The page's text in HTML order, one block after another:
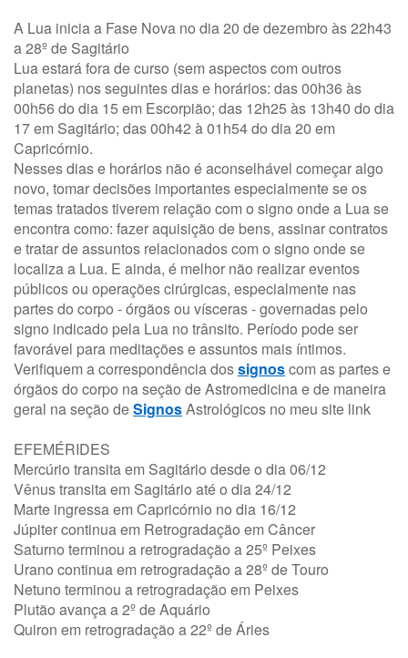
A Lua inicia a Fase Nova no dia 20 de dezembro às 22h43
a 28º de Sagitário
Lua estará fora de curso (sem aspectos com outros
planetas) nos seguintes dias e horários: das 00h36 às
00h56 do dia 15 em Escorpião; das 12h25 às 13h40 do dia
17 em Sagitário; das 00h42 à 01h54 do dia 20 em
Capricórnio.
Nesses dias e horários não é aconselhável começar algo
novo, tomar decisões importantes especialmente se os
temas tratados tiverem relação com o signo onde a Lua se
encontra como: fazer aquisição de bens, assinar contratos
e tratar de assuntos relacionados com o signo onde se
localiza a Lua. E ainda, é melhor não realizar eventos
públicos ou operações cirúrgicas, especialmente nas
partes do corpo - órgãos ou vísceras - governadas pelo
signo indicado pela Lua no trânsito. Período pode ser
favorável para meditações e assuntos mais íntimos.
Verifiquem a correspondência dossignoscom as partes e
órgãos do corpo na seção de Astromedicina e de maneira
geral na seção deSignosAstrológicos no meu site link
EFEMÉRIDES
Mercúrio transita em Sagitário desde o dia 06/12
Vênus transita em Sagitário até o dia 24/12
Marte ingressa em Capricórnio no dia 16/12
Júpiter continua em Retrogradação em Câncer
Saturno terminou a retrogradação a 25º Peixes
Urano continua em retrogradação a 28º de Touro
Netuno terminou a retrogradação em Peixes
Plutão avança a 2º de Aquário
Quiron em retrogradação a 22º de Áries